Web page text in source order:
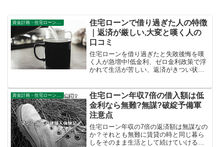
住宅ローンで借り過ぎた人の特徴
｜返済が厳しい,大変と嘆く人の
口コミ
住宅ローンを借り過ぎたと失敗後悔を嘆
く人が急増中!低金利、ゼロ金利政策で浮
かれて生活が苦しい、返済がきつい状態
い込まれた経験者が体験ブログを含めて
解説。
資金計画・住宅ローン審査
住宅ローン年収7倍の借入額は低
金利なら無難?無謀?破綻予備軍
注意点
住宅ローン年収の7倍の返済額は無謀なの
か？それとも無難に賃貸の時と同じ暮ら
しをそのまま生活として続けていけるの